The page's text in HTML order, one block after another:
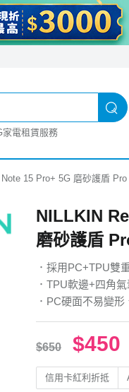
家電租賃服務
15 Pro+ 5G 磨砂護盾
NILLKIN
磨砂護盾
．採用PC+TPU雙
．TPU軟邊+四角
．PC硬面不易變
$650 $450
信用卡紅利折抵